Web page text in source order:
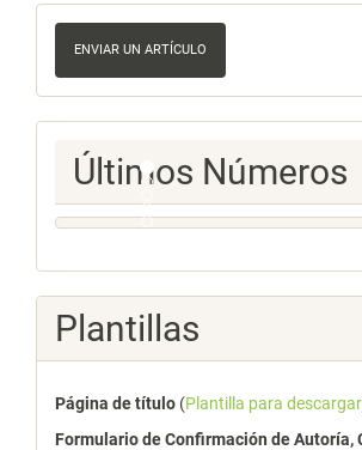
Enviar
un
artículo
ENVIAR UN ARTÍCULO
Ultimos
Numeros
Últimos Números
Plantillas
Página de título (Plantilla para descargar
Formulario de Confirmación de Autoría,